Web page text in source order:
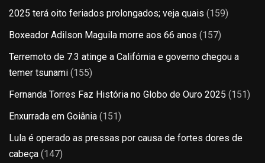
2025 terá oito feriados prolongados; veja quais (159)
Boxeador Adilson Maguila morre aos 66 anos (157)
Terremoto de 7.3 atinge a Califórnia e governo chegou a
temer tsunami (155)
Fernanda Torres Faz História no Globo de Ouro 2025 (151)
Enxurrada em Goiânia (151)
Lula é operado as pressas por causa de fortes dores de
cabeça (147)